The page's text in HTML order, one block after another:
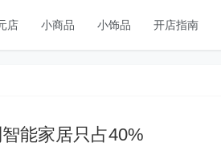
店 小商品 小饰品 开店指南
能家居只占40%